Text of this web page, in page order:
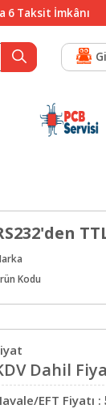
6 Taksit İmkânı
Kodu
Dahil
EFT Fiyatı :